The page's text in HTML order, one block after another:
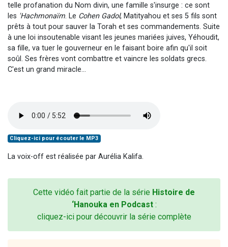
telle profanation du Nom divin, une famille s'insurge : ce sont
les 'Hachmonaïm. Le Cohen Gadol, Matityahou et ses 5 fils sont
prêts à tout pour sauver la Torah et ses commandements. Suite
à une loi insoutenable visant les jeunes mariées juives, Yéhoudit,
sa fille, va tuer le gouverneur en le faisant boire afin qu'il soit
soûl. Ses frères vont combattre et vaincre les soldats grecs.
C'est un grand miracle...
Cliquez-ici pour écouter le MP3
La voix-off est réalisée par Aurélia Kalifa.
Cette vidéo fait partie de la série Histoire de
‘Hanouka en Podcast:
cliquez-ici pour découvrir la série complète